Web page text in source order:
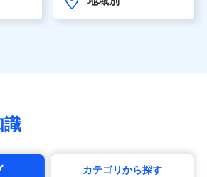
ん生命保険株式会社
anshin.co.jp/）
険株式会社
）
life.co.jp/）
識
カテゴリから探す